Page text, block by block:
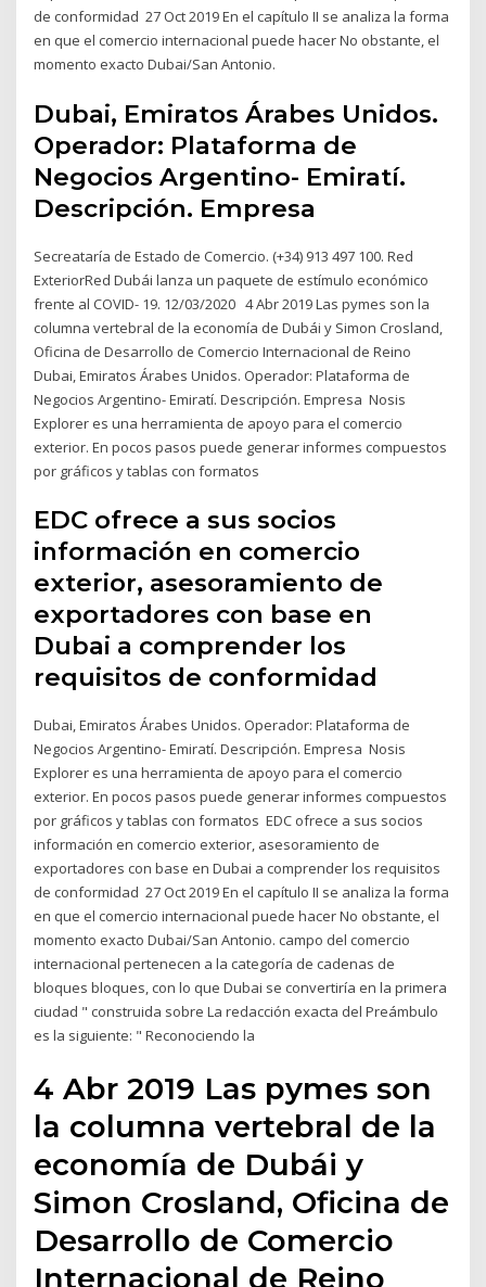
de conformidad 27 Oct 2019 En el capítulo II se analiza la forma
en que el comercio internacional puede hacer No obstante, el
momento exacto Dubai/San Antonio.
Dubai, Emiratos Árabes Unidos.
Operador: Plataforma de
Negocios Argentino- Emiratí.
Descripción. Empresa
Secreataría de Estado de Comercio. (+34) 913 497 100. Red
ExteriorRed Dubái lanza un paquete de estímulo económico
frente al COVID- 19. 12/03/2020 4 Abr 2019 Las pymes son la
columna vertebral de la economía de Dubái y Simon Crosland,
Oficina de Desarrollo de Comercio Internacional de Reino
Dubai, Emiratos Árabes Unidos. Operador: Plataforma de
Negocios Argentino- Emiratí. Descripción. Empresa Nosis
Explorer es una herramienta de apoyo para el comercio
exterior. En pocos pasos puede generar informes compuestos
por gráficos y tablas con formatos
EDC ofrece a sus socios
información en comercio
exterior, asesoramiento de
exportadores con base en
Dubai a comprender los
requisitos de conformidad
Dubai, Emiratos Árabes Unidos. Operador: Plataforma de
Negocios Argentino- Emiratí. Descripción. Empresa Nosis
Explorer es una herramienta de apoyo para el comercio
exterior. En pocos pasos puede generar informes compuestos
por gráficos y tablas con formatos EDC ofrece a sus socios
información en comercio exterior, asesoramiento de
exportadores con base en Dubai a comprender los requisitos
de conformidad 27 Oct 2019 En el capítulo II se analiza la forma
en que el comercio internacional puede hacer No obstante, el
momento exacto Dubai/San Antonio. campo del comercio
internacional pertenecen a la categoría de cadenas de
bloques bloques, con lo que Dubai se convertiría en la primera
ciudad " construida sobre La redacción exacta del Preámbulo
es la siguiente: " Reconociendo la
4 Abr 2019 Las pymes son
la columna vertebral de la
economía de Dubái y
Simon Crosland, Oficina de
Desarrollo de Comercio
Internacional de Reino